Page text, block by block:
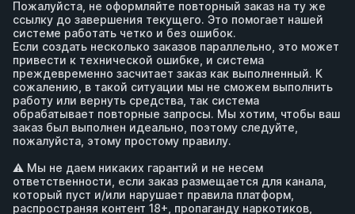
Пожалуйста, не оформляйте повторный заказ на ту же
ссылку до завершения текущего. Это помогает нашей
системе работать четко и без ошибок.
Если создать несколько заказов параллельно, это может
привести к технической ошибке, и система
преждевременно засчитает заказ как выполненный. К
сожалению, в такой ситуации мы не сможем выполнить
работу или вернуть средства, так система
обрабатывает повторные запросы. Мы хотим, чтобы ваш
заказ был выполнен идеально, поэтому следуйте,
пожалуйста, этому простому правилу.
⚠️ Мы не даем никаких гарантий и не несем
ответственности, если заказ размещается для канала,
который пуст и/или нарушает правила платформ,
распространяя контент 18+, пропаганду наркотиков,